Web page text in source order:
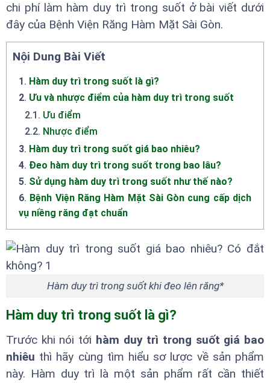
chi phí làm hàm duy trì trong suốt ở bài viết dưới
đây của Bệnh Viện Răng Hàm Mặt Sài Gòn.
Nội Dung Bài Viết
1. Hàm duy trì trong suốt là gì?
2. Ưu và nhược điểm của hàm duy trì trong suốt
2.1 . Ưu điểm
2.2. Nhược điểm
3. Hàm duy trì trong suốt giá bao nhiêu?
4. Đeo hàm duy trì trong suốt trong bao lâu?
5. Sử dụng hàm duy trì trong suốt như thế nào?
6. Bệnh Viện Răng Hàm Mặt Sài Gòn cung cấp dịch
vụ niềng răng đạt chuẩn
Hàm duy trì trong suốt khi đeo lên răng*
Hàm duy trì trong suốt là gì?
Trước khi nói tới hàm duy trì trong suốt giá bao
nhiêu thì hãy cùng tìm hiểu sơ lược về sản phẩm
này. Hàm duy trì là một sản phẩm rất cần thiết